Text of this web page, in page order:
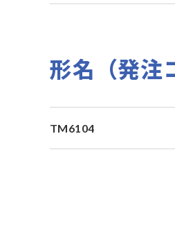
形名（発注
TM6104